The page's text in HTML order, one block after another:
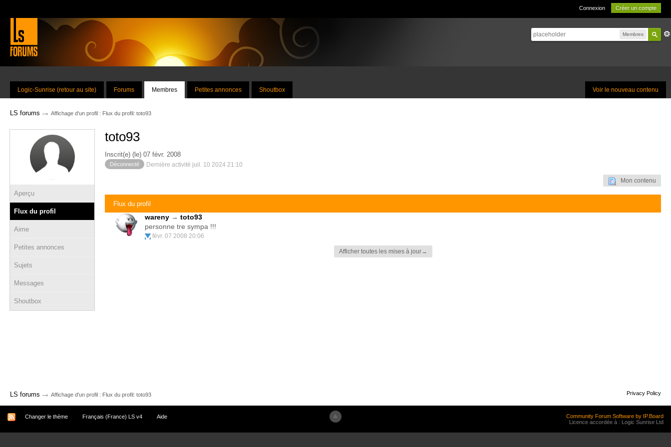
Connexion Créer un compte
Membres
Voir le nouveau contenu
Logic-Sunrise (retour au site) Forums Membres Petites annonces Shoutbox
LS forums → Affichage d'un profil : Flux du profil: toto93
Aperçu
Flux du profil
Aime
Petites annonces
Sujets
Messages
Shoutbox
toto93
Inscrit(e) (le) 07 févr. 2008
Déconnecté Dernière activité juil. 10 2024 21:10
Mon contenu
Flux du profil
wareny → toto93
personne tre sympa !!!
févr. 07 2008 20:06
Afficher toutes les mises à jour→
LS forums → Affichage d'un profil : Flux du profil: toto93 Privacy Policy
Changer le thème Français (France) LS v4 Aide
Community Forum Software by IP.Board
Licence accordée à : Logic Sunrise Ltd